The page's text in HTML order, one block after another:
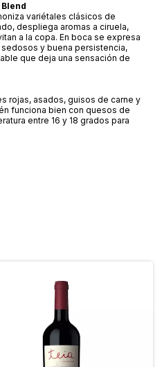
variétales clásicos de
despliega aromas a ciruela,
a la copa. En boca se expresa
y buena persistencia,
que deja una sensación de
rojas, asados, guisos de carne y
funciona bien con quesos de
entre 16 y 18 grados para